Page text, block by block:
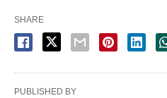
SHARE
PUBLISHED BY